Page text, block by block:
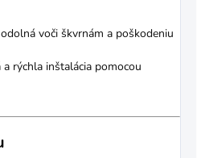
voči škvrnám a poškodeniu
a rýchla inštalácia pomocou